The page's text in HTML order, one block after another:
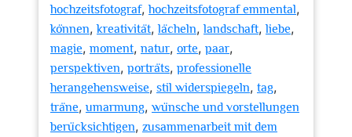
hochzeitsfotograf,hochzeitsfotograf emmental,
können,kreativität,lächeln,landschaft,liebe,
magie, moment, natur, orte, paar,
perspektiven, porträts, professionelle
herangehensweise, stil widerspiegeln, tag,
träne, umarmung, wünsche und vorstellungen
berücksichtigen, zusammenarbeit mit dem